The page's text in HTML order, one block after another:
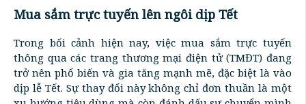
Mua sắm trực tuyến lên ngôi dịp Tết
Trong bối cảnh hiện nay, việc mua sắm trực tuyến
thông qua các trang thương mại điện tử (TMĐT) đang
trở nên phổ biến và gia tăng mạnh mẽ, đặc biệt là vào
dịp lễ Tết. Sự thay đổi này không chỉ đơn thuần là một